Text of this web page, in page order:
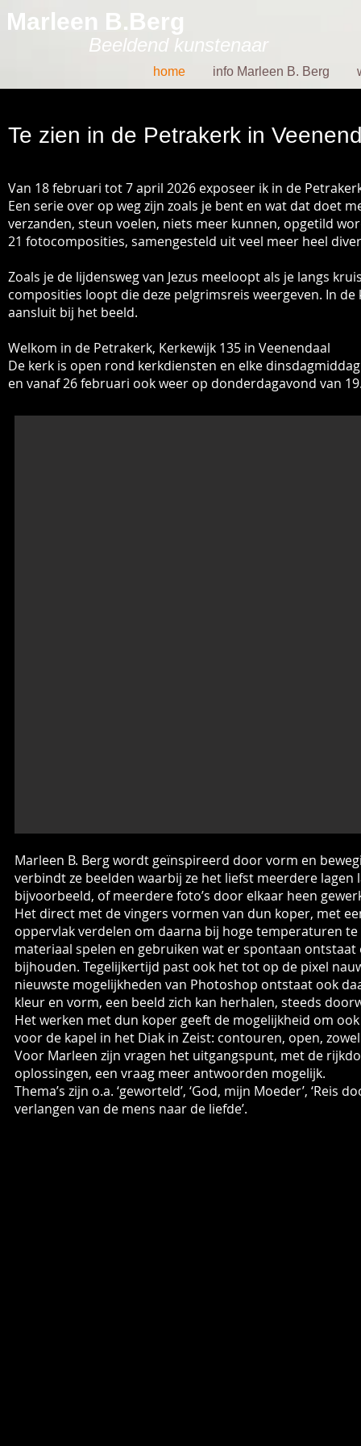
Marleen B.Berg
Beeldend kunstenaar
home info Marleen B. Berg
Te zien in de Petrakerk in
Van 18 februari tot 7 april 2026 exposeer ik in de
Een serie over op weg zijn zoals je bent en wat dat doet
verzanden, steun voelen, niets meer kunnen, opgetild
21 fotocomposities, samengesteld uit veel meer heel
Zoals je de lijdensweg van Jezus meeloopt als je langs
composities loopt die deze pelgrimsreis weergeven. In
aansluit bij het beeld.
Welkom in de Petrakerk, Kerkewijk 135 in Veenendaal
De kerk is open rond kerkdiensten en elke
en vanaf 26 februari ook weer op donderdagavond van
Marleen B. Berg wordt geïnspireerd door vorm en
verbindt ze beelden waarbij ze het liefst meerdere
bijvoorbeeld, of meerdere foto’s door elkaar heen
Het direct met de vingers vormen van dun koper, met
oppervlak verdelen om daarna bij hoge temperaturen
materiaal spelen en gebruiken wat er spontaan
bijhouden. Tegelijkertijd past ook het tot op de pixel
nieuwste mogelijkheden van Photoshop ontstaat ook
kleur en vorm, een beeld zich kan herhalen, steeds
Het werken met dun koper geeft de mogelijkheid om
voor de kapel in het Diak in Zeist: contouren, open,
Voor Marleen zijn vragen het uitgangspunt, met de
oplossingen, een vraag meer antwoorden mogelijk.
Thema’s zijn o.a. ‘geworteld’, ‘God, mijn Moeder’,
verlangen van de mens naar de liefde’.